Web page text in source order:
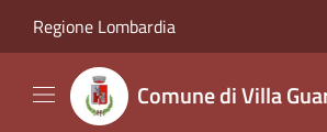
Regione Lombardia
Comune di Villa